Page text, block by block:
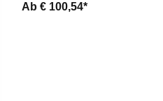
Ab € 100,54*